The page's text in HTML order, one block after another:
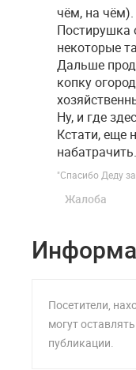
чём, на чём).
Постирушка
некоторые
Дальше
копку
Ну, и где
Кстати, еще
набатрачить.
"Спасибо Деду
Жалоба
Посетители,
могут
публикации.